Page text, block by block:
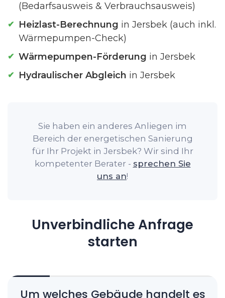
(Bedarfsausweis & Verbrauchsausweis)
Heizlast-Berechnung in Jersbek (auch inkl.
Wärmepumpen-Check)
Wärmepumpen-Förderung in Jersbek
Hydraulischer Abgleich in Jersbek
Sie haben ein anderes Anliegen im
Bereich der energetischen Sanierung
für Ihr Projekt in Jersbek? Wir sind Ihr
kompetenter Berater - sprechen Sie
uns an!
Unverbindliche Anfrage
starten